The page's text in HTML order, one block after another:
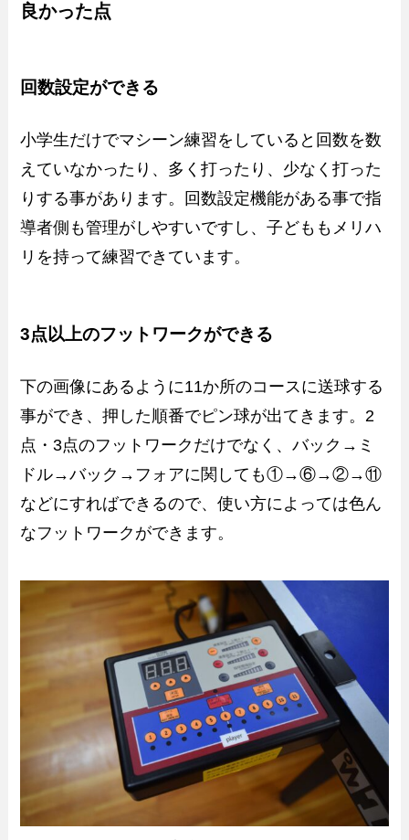
良かった点
回数設定ができる
小学生だけでマシーン練習をしていると回数を数
えていなかったり、多く打ったり、少なく打った
りする事があります。回数設定機能がある事で指
導者側も管理がしやすいですし、子どももメリハ
リを持って練習できています。
3点以上のフットワークができる
下の画像にあるように11か所のコースに送球する
事ができ、押した順番でピン球が出てきます。2
点・3点のフットワークだけでなく、バック→ミ
ドル→バック→フォアに関しても①→⑥→②→⑪
などにすればできるので、使い方によっては色ん
なフットワークができます。